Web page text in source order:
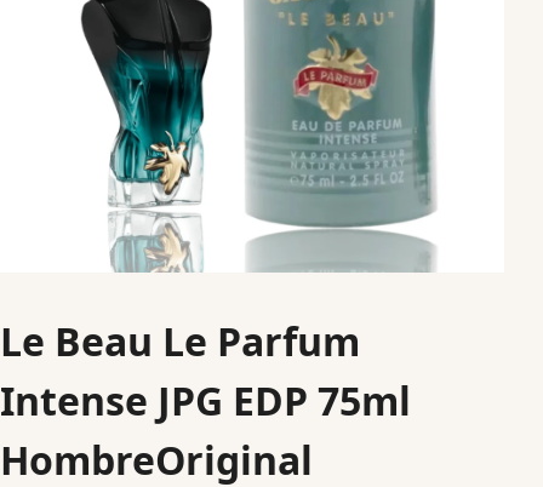
Le Beau Le Parfum
Intense JPG EDP 75ml
HombreOriginal